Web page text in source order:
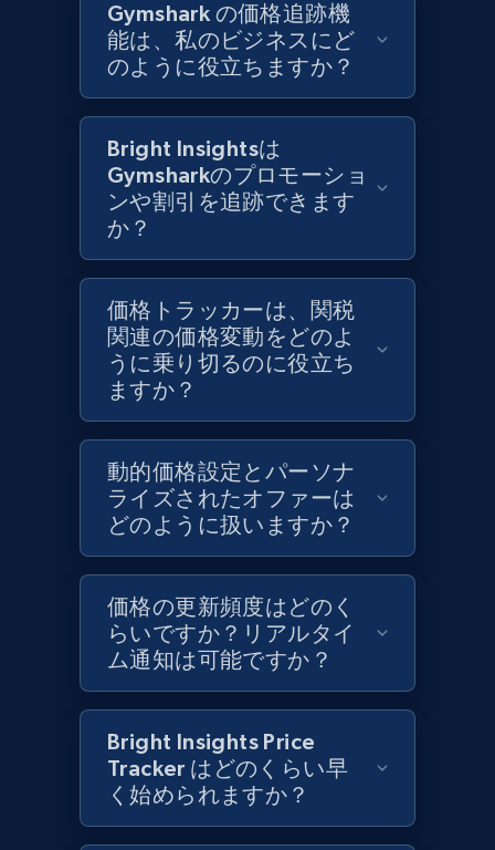
Target - Gather data on products using
specified keywords
URL, Product id, Title, Product description,
Rating, Reviews count, Initial price, Discount,
and more.
1.3K+ 176+ 今すぐ始める
Target - Discover products by category url
URL, Product id, Title, Product description,
Rating, Reviews count, Initial price, Discount,
and more.
1.3K+ 176+ 今すぐ始める
Target - Discover products by specified
UPC
URL, Product id, Title, Product description,
Rating, Reviews count, Initial price, Discount,
and more.
Zara - Products
Gymshark の価格追跡機
能は、私のビジネスにど
のように役立ちますか？
Bright Insightsは
Gymsharkのプロモーショ
ンや割引を追跡できます
か？
価格トラッカーは、関税
関連の価格変動をどのよ
うに乗り切るのに役立ち
ますか？
動的価格設定とパーソナ
ライズされたオファーは
どのように扱いますか？
価格の更新頻度はどのく
らいですか？リアルタイ
ム通知は可能ですか？
Bright Insights Price
Tracker はどのくらい早
く始められますか？